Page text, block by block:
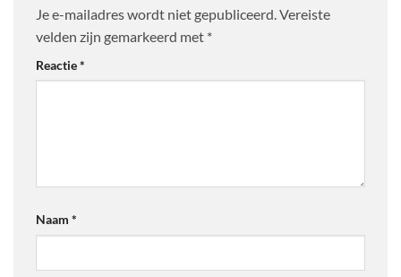
Je e-mailadres wordt niet gepubliceerd. Vereiste
velden zijn gemarkeerd met *
Reactie*
Naam *